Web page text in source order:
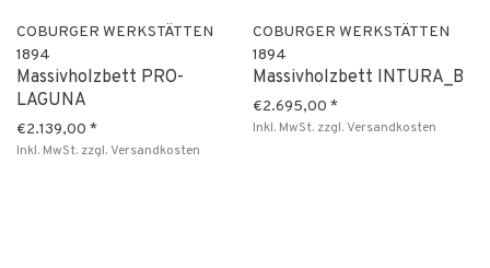
COBURGER WERKSTÄTTEN
1894
Massivholzbett PRO-
LAGUNA
€2.139,00 *
Inkl. MwSt. zzgl.Versandkosten
COBURGER WERKSTÄTTEN
1894
Massivholzbett INTURA_B
€2.695,00 *
Inkl. MwSt. zzgl.Versandkosten